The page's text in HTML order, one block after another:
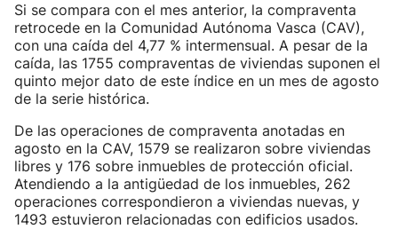
Si se compara con el mes anterior, la compraventa
retrocede en la Comunidad Autónoma Vasca (CAV),
con una caída del 4,77 % intermensual. A pesar de la
caída, las 1755 compraventas de viviendas suponen el
quinto mejor dato de este índice en un mes de agosto
de la serie histórica.
De las operaciones de compraventa anotadas en
agosto en la CAV, 1579 se realizaron sobre viviendas
libres y 176 sobre inmuebles de protección oficial.
Atendiendo a la antigüedad de los inmuebles, 262
operaciones correspondieron a viviendas nuevas, y
1493 estuvieron relacionadas con edificios usados.